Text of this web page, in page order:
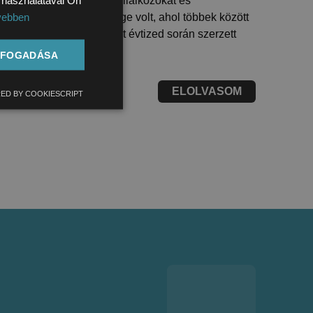
Expo podcast vendége volt, ahol többek között
történetét, és az elmúlt évtized során szerzett
ELOLVASOM
BY COOKIESCRIPT